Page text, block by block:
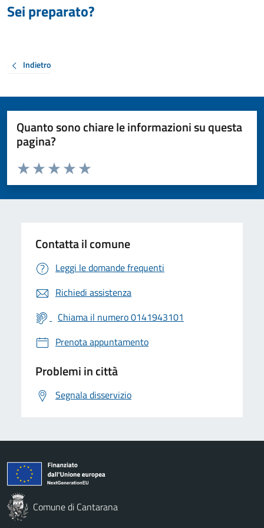
Sei preparato?
Indietro
Quanto sono chiare le informazioni su questa
pagina?
Valuta da 1 a 5 stelle la pagina
Valuta 5 stelle su 5
Valuta 4 stelle su 5
Valuta 3 stelle su 5
Valuta 2 stelle su 5
Valuta 1 stelle su 5
Contatta il comune
Leggi le domande frequenti
Richiedi assistenza
Chiama il numero 0141943101
Prenota appuntamento
Problemi in città
Segnala disservizio
Comune di Cantarana